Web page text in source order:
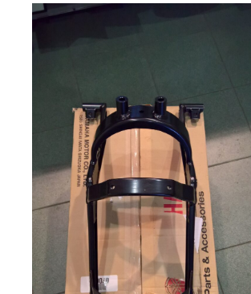
GL1800 Gold Wing
GL1800 Gold Wing
GL1800 Gold Wing
GL1800 Gold Wing
GL1800 Gold Wing